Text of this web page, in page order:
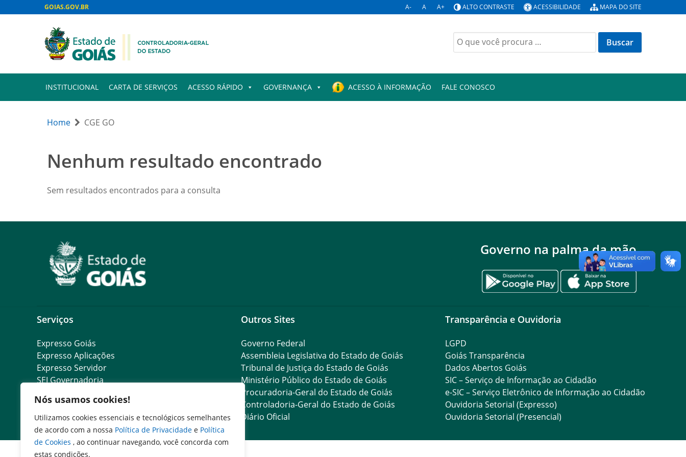
Nós usamos cookies!
Utilizamos cookies essenciais e tecnológicos semelhantes
de acordo com a nossa Política de Privacidade e Política
de Cookies , ao continuar navegando, você concorda com
estas condições.
GOIAS.GOV.BR A- A A+ ALTO CONTRASTE ACESSIBILIDADE MAPA DO SITE
Buscar
por:
INSTITUCIONAL CARTA DE SERVIÇOS ACESSO RÁPIDO GOVERNANÇA ACESSO À INFORMAÇÃO FALE CONOSCO
Home CGE GO
Nenhum resultado encontrado
Sem resultados encontrados para a consulta
Governo na palma da mão
Serviços
Expresso Goiás
Expresso Aplicações
Expresso Servidor
SEI Governadoria
Escola de Governo
Agenda de Autoridades
Outros Sites
Governo Federal
Assembleia Legislativa do Estado de Goiás
Tribunal de Justiça do Estado de Goiás
Ministério Público do Estado de Goiás
Procuradoria-Geral do Estado de Goiás
Controladoria-Geral do Estado de Goiás
Diário Oficial
Transparência e Ouvidoria
LGPD
Goiás Transparência
Dados Abertos Goiás
SIC – Serviço de Informação ao Cidadão
e-SIC – Serviço Eletrônico de Informação ao Cidadão
Ouvidoria Setorial (Expresso)
Ouvidoria Setorial (Presencial)